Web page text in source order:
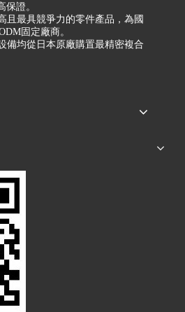
保證。
且最具競爭力的零件產品，為國
固定廠商。
備均從日本原廠購置最精密複合